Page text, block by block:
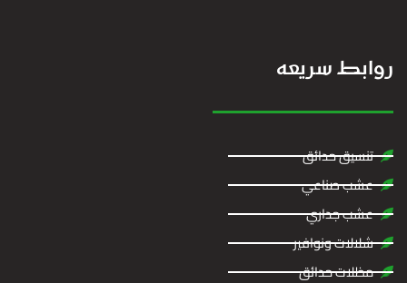
روابط سريعه
تنسيق حدائق
عشب صناعي
عشب جداري
شلالات ونوافير
مظلات حدائق